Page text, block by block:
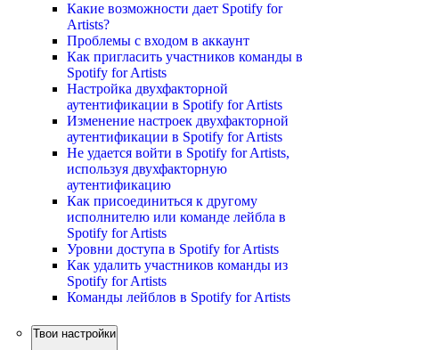
Какие возможности дает Spotify for
Artists?
Проблемы с входом в аккаунт
Как пригласить участников команды в
Spotify for Artists
Настройка двухфакторной
аутентификации в Spotify for Artists
Изменение настроек двухфакторной
аутентификации в Spotify for Artists
Не удается войти в Spotify for Artists,
используя двухфакторную
аутентификацию
Как присоединиться к другому
исполнителю или команде лейбла в
Spotify for Artists
Уровни доступа в Spotify for Artists
Как удалить участников команды из
Spotify for Artists
Команды лейблов в Spotify for Artists
Твои настройки